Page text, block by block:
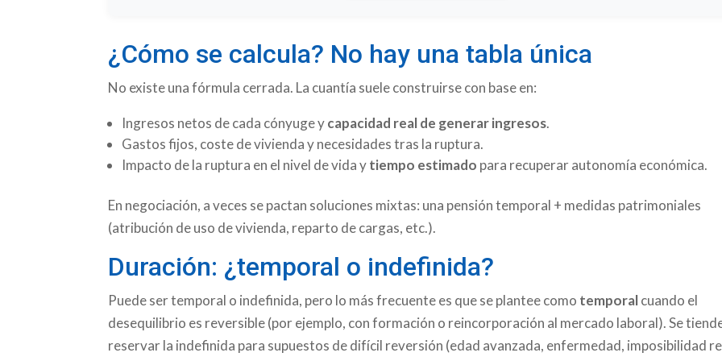
¿Cómo se calcula? No hay una tabla única
No existe una fórmula cerrada. La cuantía suele construirse con base en:
Ingresos netos de cada cónyuge ycapacidad real de generar ingresos.
Gastos fijos, coste de vivienda y necesidades tras la ruptura.
Impacto de la ruptura en el nivel de vida ytiempo estimado para recuperar autonomía económica.
En negociación, a veces se pactan soluciones mixtas: una pensión temporal + medidas patrimoniales
(atribución de uso de vivienda, reparto de cargas, etc.).
Duración: ¿temporal o indefinida?
Puede ser temporal o indefinida, pero lo más frecuente es que se plantee como temporalcuando el
desequilibrio es reversible (por ejemplo, con formación o reincorporación al mercado laboral). Se
reservar la indefinida para supuestos de difícil reversión (edad avanzada, enfermedad, imposibilidad